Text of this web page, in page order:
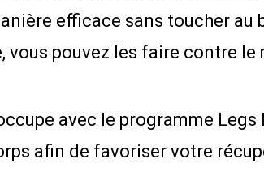
efficace sans toucher au
vous pouvez les faire contre
occupe avec le programme
afin de favoriser votre